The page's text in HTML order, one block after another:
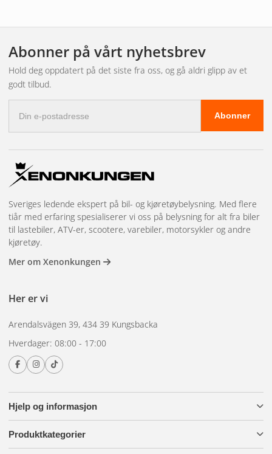
Abonner på vårt nyhetsbrev
Hold deg oppdatert på det siste fra oss, og gå aldri glipp av et
godt tilbud.
postadresse
Abonner
Hjelp og informasjon
Produktkategorier
Sveriges ledende ekspert på bil- og kjøretøybelysning. Med flere
tiår med erfaring spesialiserer vi oss på belysning for alt fra biler
til lastebiler, ATV-er, scootere, varebiler, motorsykler og andre
kjøretøy.
Mer om Xenonkungen
Her er vi
Arendalsvägen 39, 434 39 Kungsbacka
Hverdager: 08:00 - 17:00